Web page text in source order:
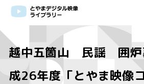
越中五箇山 民謡 囲炉
成26年度「とやま映像